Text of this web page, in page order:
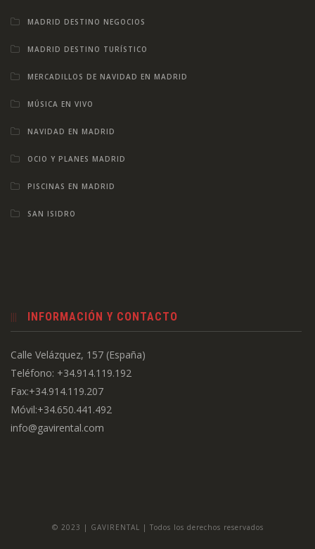
MADRID DESTINO NEGOCIOS
MADRID DESTINO TURÍSTICO
MERCADILLOS DE NAVIDAD EN MADRID
MÚSICA EN VIVO
NAVIDAD EN MADRID
OCIO Y PLANES MADRID
PISCINAS EN MADRID
SAN ISIDRO
INFORMACIÓN Y CONTACTO
Calle Velázquez, 157 (España)
Teléfono: +34.914.119.192
Fax:+34.914.119.207
Móvil:+34.650.441.492
info@gavirental.com
© 2023 | GAVIRENTAL | Todos los derechos reservados